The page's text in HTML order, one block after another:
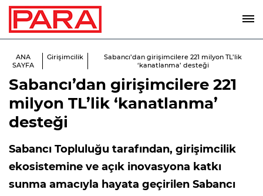
ANA
SAYFA
Girişimcilik
Sabancı’dan girişimcilere 221 milyon TL’lik
‘kanatlanma’ desteği
Sabancı’dan girişimcilere 221
milyon TL’lik ‘kanatlanma’
desteği
Sabancı Topluluğu tarafından, girişimcilik
ekosistemine ve açık inovasyona katkı
sunma amacıyla hayata geçirilen Sabancı